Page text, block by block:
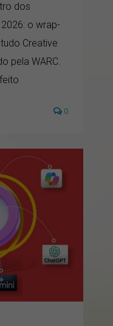
dos
o wrap-
Creative
pela WARC.
0
seu
citado
prático
inteligencia artificial